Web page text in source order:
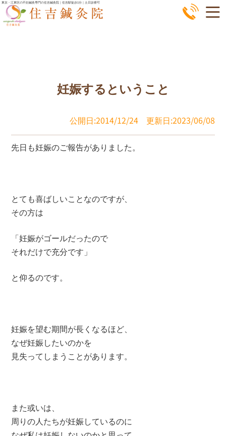
コ
ン
東京・江東区の不妊鍼灸専門の住吉鍼灸院｜住吉駅徒歩1分｜土日診療可
妊娠するということ
公開日:2014/12/24 更新日:2023/06/08
先日も妊娠のご報告がありました。
とても喜ばしいことなのですが、
その方は
「妊娠がゴールだったので
それだけで充分です」
と仰るのです。
妊娠を望む期間が長くなるほど、
なぜ妊娠したいのかを
見失ってしまうことがあります。
また或いは、
周りの人たちが妊娠しているのに